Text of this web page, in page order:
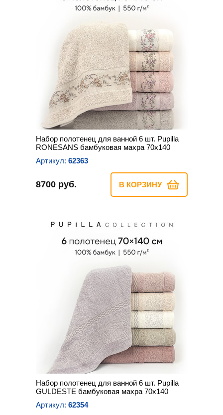
Набор полотенец для ванной 6 шт. Pupilla
RONESANS бамбуковая махра 70х140
Артикул: 62363
8700 руб. В КОРЗИНУ
Набор полотенец для ванной 6 шт. Pupilla
GULDESTE бамбуковая махра 70х140
Артикул: 62354